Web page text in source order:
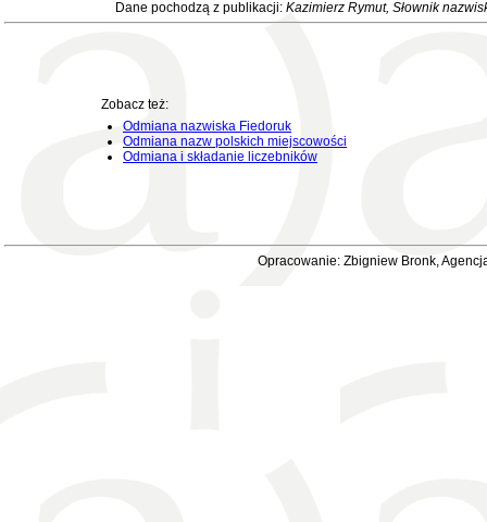
Dane pochodzą z publikacji: Kazimierz Rymut, Słownik
Zobacz też:
Odmiana nazwiska Fiedoruk
Odmiana nazw polskich miejscowości
Odmiana i składanie liczebników
Opracowanie: Zbigniew Bronk,